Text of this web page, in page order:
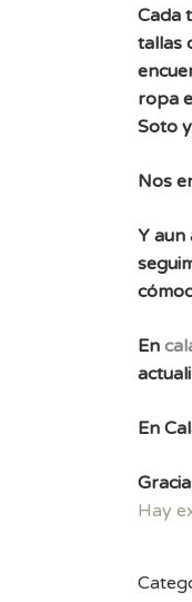
Cada
tallas
ropa
Soto
Nos
Y aun
En
En
Hay